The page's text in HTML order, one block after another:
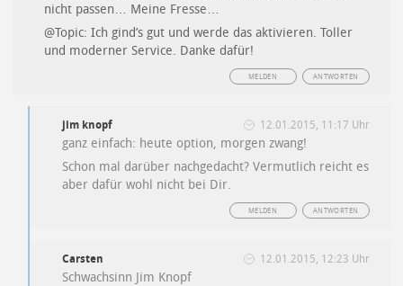
nicht passen… Meine Fresse…
@Topic: Ich gind’s gut und werde das aktivieren. Toller
und moderner Service. Danke dafür!
ANTWORTEN
MELDEN
jim knopf 12.01.2015, 11:17 Uhr
ganz einfach: heute option, morgen zwang!
Schon mal darüber nachgedacht? Vermutlich reicht es
aber dafür wohl nicht bei Dir.
ANTWORTEN
MELDEN
Carsten 12.01.2015, 12:23 Uhr
Schwachsinn Jim Knopf